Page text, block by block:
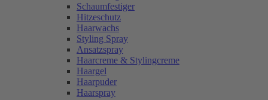
Schaumfestiger
Hitzeschutz
Haarwachs
Styling Spray
Ansatzspray
Haarcreme & Stylingcreme
Haargel
Haarpuder
Haarspray